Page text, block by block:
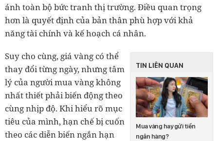
ánh toàn bộ bức tranh thị trường. Điều quan trọng
hơn là quyết định của bản thân phù hợp với khả
năng tài chính và kế hoạch cá nhân.
TIN LIÊN QUAN
Mua vàng hay gửi tiền
ngân hàng?
Suy cho cùng, giá vàng có thể
thay đổi từng ngày, nhưng tâm
lý của người mua vàng không
nhất thiết phải biến động theo
cùng nhịp độ. Khi hiểu rõ mục
tiêu của mình, hạn chế bị cuốn
theo các diễn biến ngắn hạn